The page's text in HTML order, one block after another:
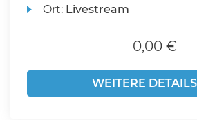
Ort: Livestream
0,00 €
WEITERE DETAILS